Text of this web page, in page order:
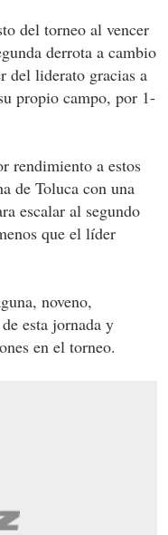
del torneo al vencer
derrota a cambio
del liderato gracias a
propio campo, por 1-
rendimiento a estos
de Toluca con una
escalar al segundo
que el líder
noveno,
esta jornada y
en el torneo.